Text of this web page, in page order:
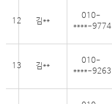
12 김**
010-
****-9774
13 김**
010-
****-9263